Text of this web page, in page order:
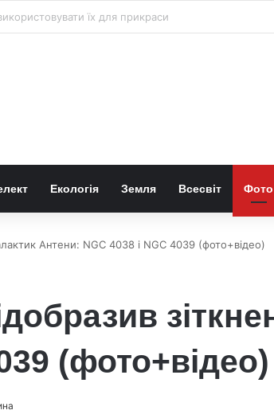
лівою» формою квітів лілій-метеликів
Екологія Земля Всесвіт Фото
Антени: NGC 4038 і NGC 4039 (фото+відео)
(фото+відео)